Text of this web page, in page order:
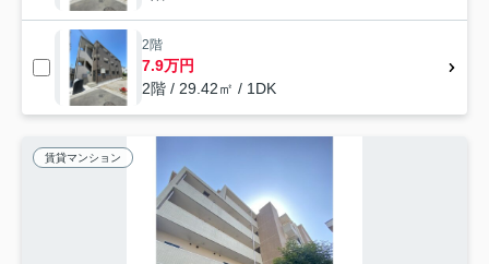
2階
7.9万円
2階 / 29.42㎡ / 1DK
賃貸マンション